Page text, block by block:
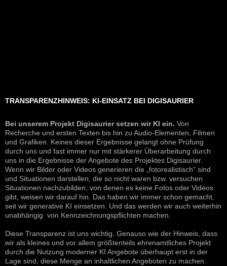
TRANSPARENZHINWEIS: KI-EINSATZ BEI DIGISAURIER
Bei unserem Projekt Digisaurier setzen wir KI ein. Von
Recherche und ersten Texten bis hin zu Audio-Elementen, Filmen
und Grafiken. Keines dieser Ergebnisse gelangt ohne Prüfung
durch uns und fast immer nur mit stärkerer Überarbeitung durch
uns in die Ergebnisse der Angebote des Projektes Digisaurier.
Wenn wir Bilder oder Videos generieren die „fotorealistisch“ sind
und Situationen darstellen, die so nicht waren bzw. versuchen
Situationen nachzubilden, von denen es keine Fotos oder Videos
gibt, weisen wir darauf hin. Das haben wir immer schon gemacht,
seit wir generative KI einsetzen. Und das werden wir auch weiterhin
unabhängig von Kennzeichnungspflichten machen.
Diese Transparenz ist uns wichtig. Genauso wie der Hinweis, dass
wir als kleines und vor allem größtenteils ehrenamtliches Projekt
durch die Nutzung moderner KI Angebote überhaupt erst in der
Lage sind, diese Menge an inhaltlichen Angeboten zu machen.